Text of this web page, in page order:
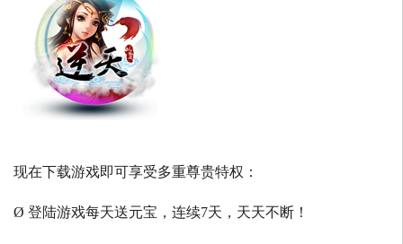
现在下载游戏即可享受多重尊贵特权：
Ø 登陆游戏每天送元宝，连续7天，天天不断！